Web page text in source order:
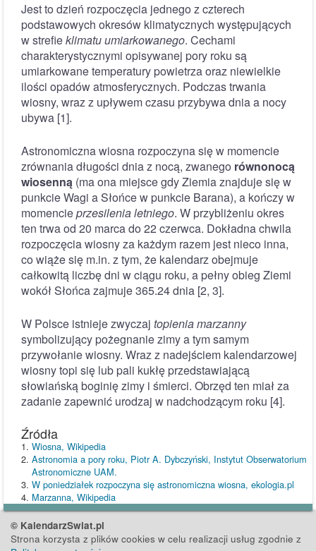
Jest to dzień rozpoczęcia jednego z czterech
podstawowych okresów klimatycznych występujących
w strefieklimatu umiarkowanego. Cechami
charakterystycznymi opisywanej pory roku są
umiarkowane temperatury powietrza oraz niewielkie
ilości opadów atmosferycznych. Podczas trwania
wiosny, wraz z upływem czasu przybywa dnia a nocy
ubywa [1].
Astronomiczna wiosna rozpoczyna się w momencie
zrównania długości dnia z nocą, zwanego równonocą
wiosenną (ma ona miejsce gdy Ziemia znajduje się w
punkcie Wagi a Słońce w punkcie Barana), a kończy w
momencieprzesilenia letniego. W przybliżeniu okres
ten trwa od 20 marca do 22 czerwca. Dokładna chwila
rozpoczęcia wiosny za każdym razem jest nieco inna,
co wiąże się m.in. z tym, że kalendarz obejmuje
całkowitą liczbę dni w ciągu roku, a pełny obieg Ziemi
wokół Słońca zajmuje 365.24 dnia [2, 3].
W Polsce istnieje zwyczaj topienia marzanny
symbolizujący pożegnanie zimy a tym samym
przywołanie wiosny. Wraz z nadejściem kalendarzowej
wiosny topi się lub pali kukłę przedstawiającą
słowiańską boginię zimy i śmierci. Obrzęd ten miał za
zadanie zapewnić urodzaj w nadchodzącym roku [4].
Źródła
Wiosna, Wikipedia
Astronomia a pory roku, Piotr A. Dybczyński, Instytut Obserwatorium
Astronomiczne UAM.
W poniedziałek rozpoczyna się astronomiczna wiosna, ekologia.pl
Marzanna, Wikipedia
© KalendarzSwiat.pl
Strona korzysta z plików cookies w celu realizacji usług zgodnie z